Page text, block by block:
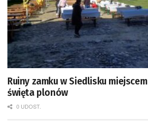
Ruiny zamku w Siedlisku miejscem
święta plonów
0 UDOST.